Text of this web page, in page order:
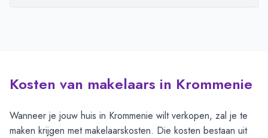
Kosten van makelaars in Krommenie
Wanneer je jouw huis in Krommenie wilt verkopen, zal je te
maken krijgen met makelaarskosten. Die kosten bestaan uit